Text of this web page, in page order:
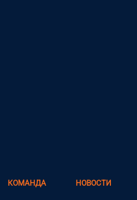
КОМАНДА НОВОСТИ